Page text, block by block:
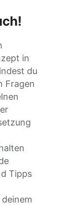
in
du
Fragen
Tipps